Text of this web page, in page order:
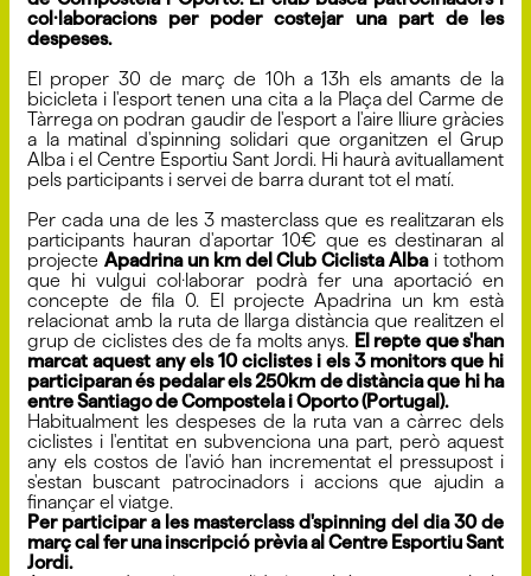
col·laboracions per poder costejar una part de les
despeses.
El proper 30 de març de 10h a 13h els amants de la
bicicleta i l'esport tenen una cita a la Plaça del Carme de
Tàrrega on podran gaudir de l'esport a l'aire lliure gràcies
a la matinal d'spinning solidari que organitzen el Grup
Alba i el Centre Esportiu Sant Jordi. Hi haurà avituallament
pels participants i servei de barra durant tot el matí.
Per cada una de les 3 masterclass que es realitzaran els
participants hauran d'aportar 10€ que es destinaran al
projecte Apadrina un km del Club Ciclista Albai tothom
que hi vulgui col·laborar podrà fer una aportació en
concepte de fila 0. El projecte Apadrina un km està
relacionat amb la ruta de llarga distància que realitzen el
grup de ciclistes des de fa molts anys. El repte que s'han
marcat aquest any els 10 ciclistes i els 3 monitors que hi
participaran és pedalar els 250km de distància que hi ha
entre Santiago de Compostela i Oporto (Portugal).
Habitualment les despeses de la ruta van a càrrec dels
ciclistes i l'entitat en subvenciona una part, però aquest
any els costos de l'avió han incrementat el pressupost i
s'estan buscant patrocinadors i accions que ajudin a
finançar el viatge.
Per participar a les masterclass d'spinning del dia 30 de
març cal fer una inscripció prèvia al Centre Esportiu Sant
Jordi.